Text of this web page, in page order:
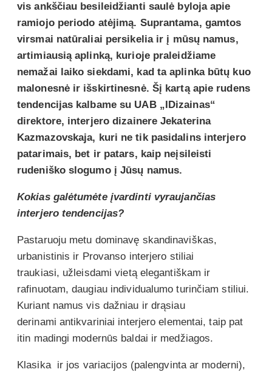
vis ankščiau besileidžianti saulė byloja apie
ramiojo periodo atėjimą. Suprantama, gamtos
virsmai natūraliai persikelia ir į mūsų namus,
artimiausią aplinką, kurioje praleidžiame
nemažai laiko siekdami, kad ta aplinka būtų kuo
malonesnė ir išskirtinesnė. Šį kartą apie rudens
tendencijas kalbame su UAB „IDizainas“
direktore, interjero dizainereJekaterina
Kazmazovskaja, kuri ne tik pasidalins interjero
patarimais, bet ir patars, kaip neįsileisti
rudeniško slogumo į Jūsų namus.
Kokias galėtumėte įvardinti vyraujančias
interjero tendencijas?
Pastaruoju metu dominavę skandinaviškas,
urbanistinis ir Provanso interjero stiliai
traukiasi, užleisdami vietą elegantiškam ir
rafinuotam, daugiau individualumo turinčiam stiliui.
Kuriant namus vis dažniau ir drąsiau
derinami antikvariniai interjero elementai, taip pat
itin madingi modernūs baldai ir medžiagos.
Klasika ir jos variacijos (palengvinta ar moderni),